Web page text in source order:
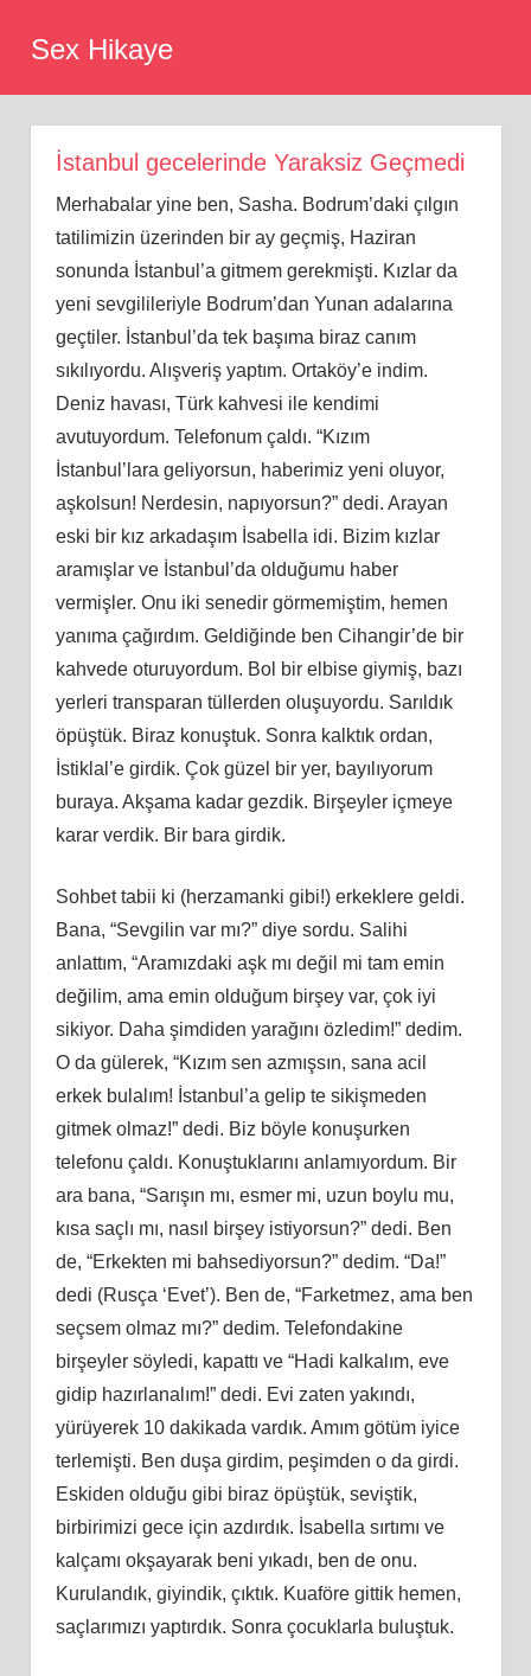
Sex Hikaye
İstanbul gecelerinde Yaraksiz Geçmedi
Merhabalar yine ben, Sasha. Bodrum’daki çılgın
tatilimizin üzerinden bir ay geçmiş, Haziran
sonunda İstanbul’a gitmem gerekmişti. Kızlar da
yeni sevgilileriyle Bodrum’dan Yunan adalarına
geçtiler. İstanbul’da tek başıma biraz canım
sıkılıyordu. Alışveriş yaptım. Ortaköy’e indim.
Deniz havası, Türk kahvesi ile kendimi
avutuyordum. Telefonum çaldı. “Kızım
İstanbul’lara geliyorsun, haberimiz yeni oluyor,
aşkolsun! Nerdesin, napıyorsun?” dedi. Arayan
eski bir kız arkadaşım İsabella idi. Bizim kızlar
aramışlar ve İstanbul’da olduğumu haber
vermişler. Onu iki senedir görmemiştim, hemen
yanıma çağırdım. Geldiğinde ben Cihangir’de bir
kahvede oturuyordum. Bol bir elbise giymiş, bazı
yerleri transparan tüllerden oluşuyordu. Sarıldık
öpüştük. Biraz konuştuk. Sonra kalktık ordan,
İstiklal’e girdik. Çok güzel bir yer, bayılıyorum
buraya. Akşama kadar gezdik. Birşeyler içmeye
karar verdik. Bir bara girdik.
Sohbet tabii ki (herzamanki gibi!) erkeklere geldi.
Bana, “Sevgilin var mı?” diye sordu. Salihi
anlattım, “Aramızdaki aşk mı değil mi tam emin
değilim, ama emin olduğum birşey var, çok iyi
sikiyor. Daha şimdiden yarağını özledim!” dedim.
O da gülerek, “Kızım sen azmışsın, sana acil
erkek bulalım! İstanbul’a gelip te sikişmeden
gitmek olmaz!” dedi. Biz böyle konuşurken
telefonu çaldı. Konuştuklarını anlamıyordum. Bir
ara bana, “Sarışın mı, esmer mi, uzun boylu mu,
kısa saçlı mı, nasıl birşey istiyorsun?” dedi. Ben
de, “Erkekten mi bahsediyorsun?” dedim. “Da!”
dedi (Rusça ‘Evet’). Ben de, “Farketmez, ama ben
seçsem olmaz mı?” dedim. Telefondakine
birşeyler söyledi, kapattı ve “Hadi kalkalım, eve
gidip hazırlanalım!” dedi. Evi zaten yakındı,
yürüyerek 10 dakikada vardık. Amım götüm iyice
terlemişti. Ben duşa girdim, peşimden o da girdi.
Eskiden olduğu gibi biraz öpüştük, seviştik,
birbirimizi gece için azdırdık. İsabella sırtımı ve
kalçamı okşayarak beni yıkadı, ben de onu.
Kurulandık, giyindik, çıktık. Kuaföre gittik hemen,
saçlarımızı yaptırdık. Sonra çocuklarla buluştuk.